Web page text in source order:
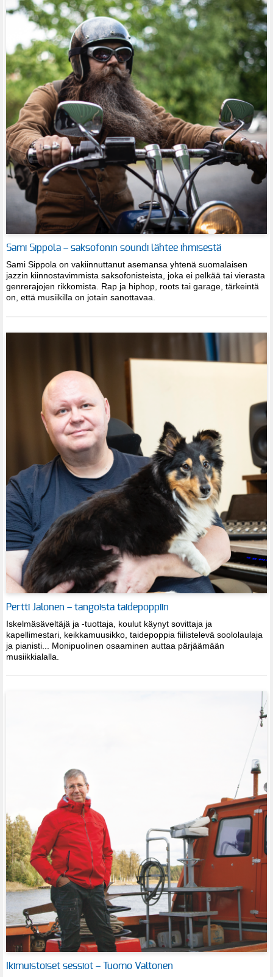
Sami Sippola – saksofonin soundi lähtee ihmisestä
Sami Sippola on vakiinnuttanut asemansa yhtenä suomalaisen
jazzin kiinnostavimmista saksofonisteista, joka ei pelkää tai vierasta
genrerajojen rikkomista. Rap ja hiphop, roots tai garage, tärkeintä
on, että musiikilla on jotain sanottavaa.
Pertti Jalonen – tangoista taidepoppiin
Iskelmäsäveltäjä ja -tuottaja, koulut käynyt sovittaja ja
kapellimestari, keikkamuusikko, taidepoppia fiilistelevä soololaulaja
ja pianisti... Monipuolinen osaaminen auttaa pärjäämään
musiikkialalla.
Ikimuistoiset sessiot – Tuomo Valtonen